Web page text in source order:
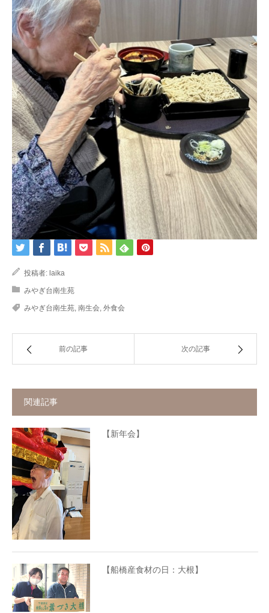
投稿者: laika
みやぎ台南生苑
みやぎ台南生苑, 南生会, 外食会
前の記事 次の記事
関連記事
【新年会】
【船橋産食材の日：大根】